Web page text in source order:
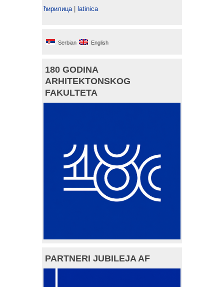
ћирилица latinica
Serbian English
180 GODINA
ARHITEKTONSKOG
FAKULTETA
PARTNERI JUBILEJA AF